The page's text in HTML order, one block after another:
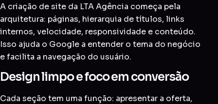
A criação de site da LTA Agência começa pela
arquitetura: páginas, hierarquia de títulos, links
internos, velocidade, responsividade e conteúdo.
Isso ajuda o Google a entender o tema do negócio
e facilita a navegação do usuário.
Design limpo e foco em conversão
Cada seção tem uma função: apresentar a oferta,